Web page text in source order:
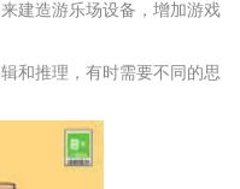
建造游乐场设备，增加游戏
和推理，有时需要不同的思